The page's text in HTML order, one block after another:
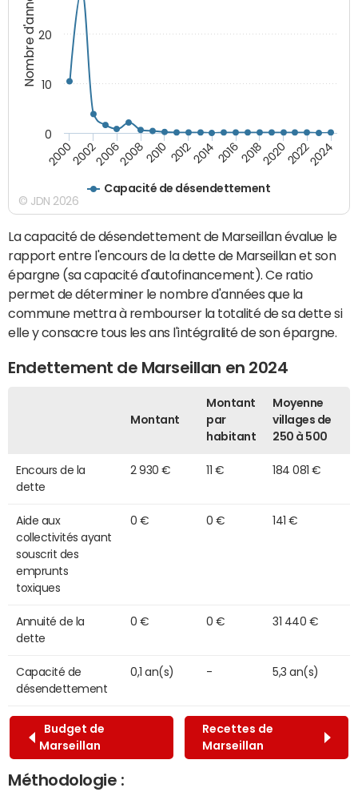
Nombre d'années
Capacité de désendettement
20002002200620082010 2012201420162018202020222024
0
10
20
© JDN 2026
La capacité de désendettement de Marseillan évalue le
rapport entre l'encours de la dette de Marseillan et son
épargne (sa capacité d'autofinancement). Ce ratio
permet de déterminer le nombre d'années que la
commune mettra à rembourser la totalité de sa dette si
elle y consacre tous les ans l'intégralité de son épargne.
Endettement de Marseillan en 2024
Montant
Montant
par
habitant
Moyenne
villages de
250 à 500
Encours de la
dette
2 930 € 11 € 184 081 €
Aide aux
collectivités ayant
souscrit des
emprunts
toxiques
0 € 0 € 141 €
Annuité de la
dette
0 € 0 € 31 440 €
Capacité de
désendettement
0,1 an(s) - 5,3 an(s)
Budget de
Marseillan
Recettes de
Marseillan
Méthodologie :